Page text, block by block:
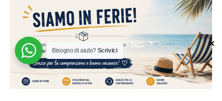
✕
© 2024 | MADE WITH ♥️ BY
Bisogno di aiuto? Scrivici